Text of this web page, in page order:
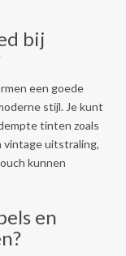
bij
een goede
stijl. Je kunt
tinten zoals
vintage uitstraling,
kunnen
en